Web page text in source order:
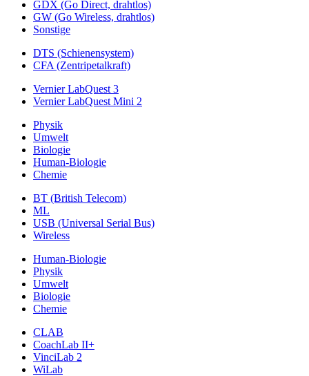
GDX (Go Direct, drahtlos)
GW (Go Wireless, drahtlos)
Sonstige
DTS (Schienensystem)
CFA (Zentripetalkraft)
Vernier LabQuest 3
Vernier LabQuest Mini 2
Physik
Umwelt
Biologie
Human-Biologie
Chemie
BT (British Telecom)
ML
USB (Universal Serial Bus)
Wireless
Human-Biologie
Physik
Umwelt
Biologie
Chemie
CLAB
CoachLab II+
VinciLab 2
WiLab